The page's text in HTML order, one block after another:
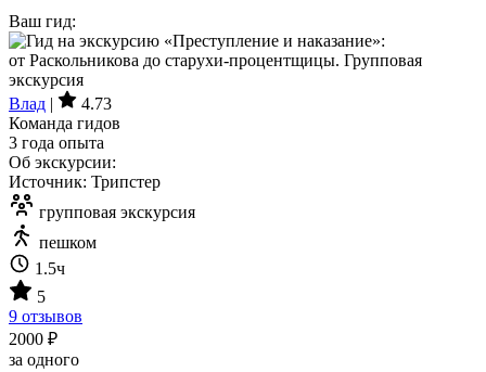
Ваш гид:
Влад |
4.73
Команда гидов
3 года опыта
Об экскурсии:
Источник: Трипстер
групповая экскурсия
пешком
1.5ч
5
9 отзывов
2000 ₽
за одного